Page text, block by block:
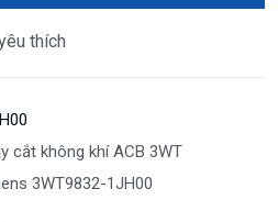
thích
cắt không khí ACB 3WT
3WT9832-1JH00